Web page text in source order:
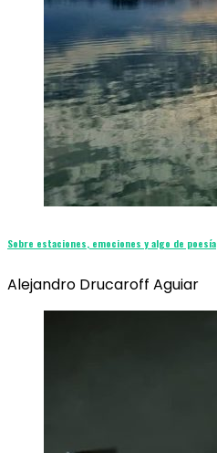
Sobre estaciones, emociones y algo de poesía
Alejandro Drucaroff Aguiar